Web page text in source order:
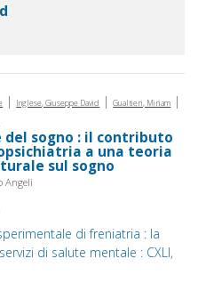
| Inglese, Giuseppe David | Gualtieri, Miriam |
del sogno : il contributo
a una teoria
sul sogno
Angeli
di freniatria : la
di salute mentale : CXLI,